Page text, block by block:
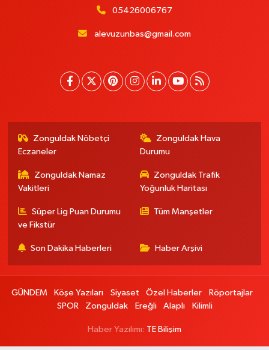
05426006767
alevuzunbas@gmail.com
Zonguldak Nöbetçi
Eczaneler
Zonguldak Hava
Durumu
Zonguldak Namaz
Vakitleri
Zonguldak Trafik
Yoğunluk Haritası
Süper Lig Puan Durumu
ve Fikstür
Tüm Manşetler
Son Dakika Haberleri Haber Arşivi
GÜNDEM Köşe Yazıları Siyaset Özel Haberler
Röportajlar
SPOR
Zonguldak Ereğli Alaplı Kilimli
Haber Yazılımı: TE Bilişim